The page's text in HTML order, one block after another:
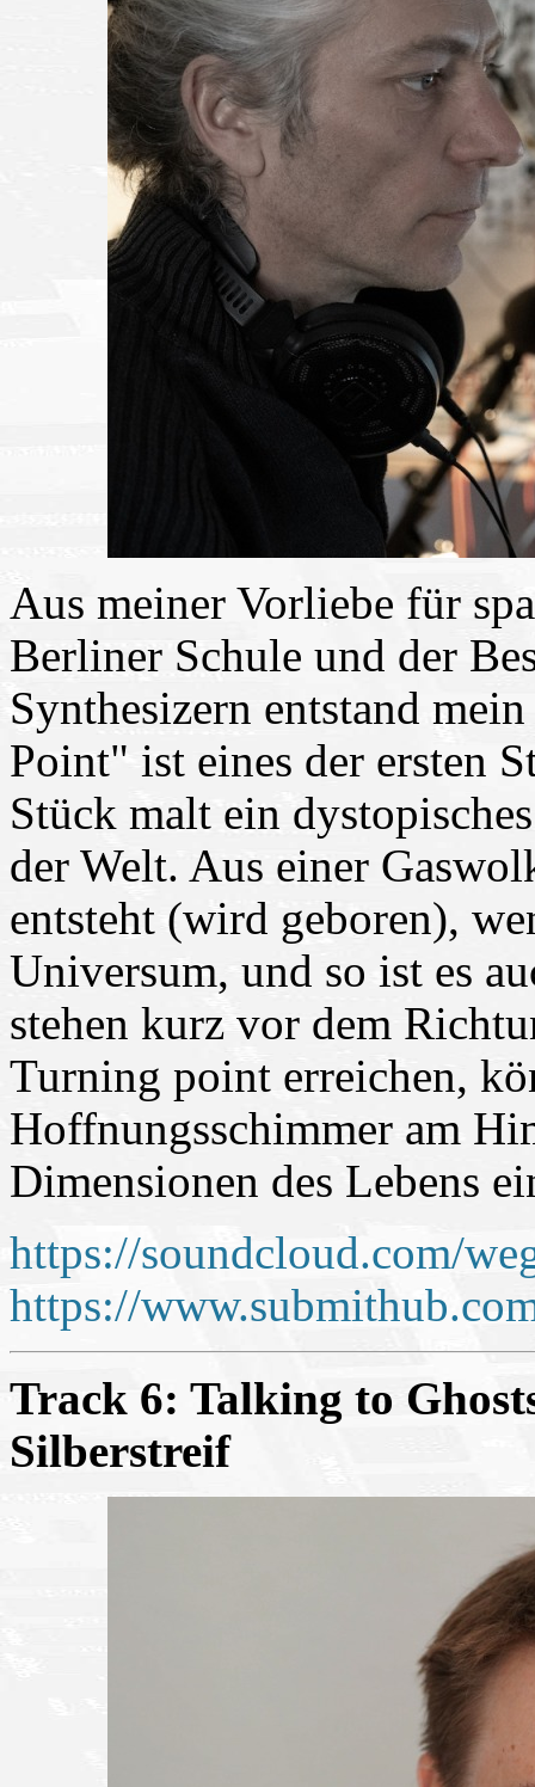
Aus meiner Vorliebe für
Berliner Schule und der
Synthesizern entstand
Point" ist eines der ersten
Stück malt ein
der Welt. Aus einer
entsteht (wird geboren),
Universum, und so ist es
stehen kurz vor dem
Turning point erreichen,
Hoffnungsschimmer am
Dimensionen des Lebens
https://soundcloud.com/
https://
Track 6: Talking to
Silberstreif